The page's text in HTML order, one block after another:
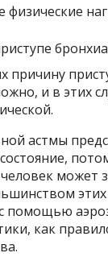
физические
причину
и в этих
астмы
может
помощью
как